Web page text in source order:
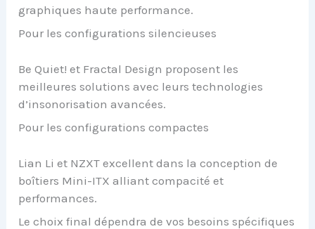
graphiques haute performance.
Pour les configurations silencieuses
Be Quiet! et Fractal Design proposent les
meilleures solutions avec leurs technologies
d’insonorisation avancées.
Pour les configurations compactes
Lian Li et NZXT excellent dans la conception de
boîtiers Mini-ITX alliant compacité et
performances.
Le choix final dépendra de vos besoins spécifiques